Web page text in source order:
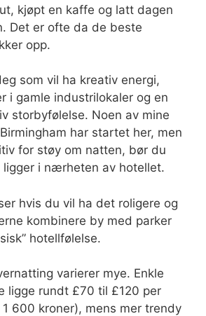
kjøpt en kaffe og latt dagen
Det er ofte da de beste
opp.
som vil ha kreativ energi,
i gamle industrilokaler og en
storbyfølelse. Noen av mine
har startet her, men
for støy om natten, bør du
ligger i nærheten av hotellet.
hvis du vil ha det roligere og
kombinere by med parker
hotellfølelse.
varierer mye. Enkle
ligge rundt £70 til £120 per
600 kroner), mens mer trendy